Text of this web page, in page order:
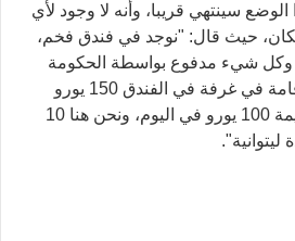
سينتهي قريبا، وأنه لا وجود لأي
حيث قال: "نوجد في فندق فخم،
شيء مدفوع بواسطة الحكومة
التشادية، وتبلغ تكلفة الإقامة في غرفة في الفندق 150 يورو
تقريبا، ونتناول طعاما بقيمة 100 يورو في اليوم، ونحن هنا 10